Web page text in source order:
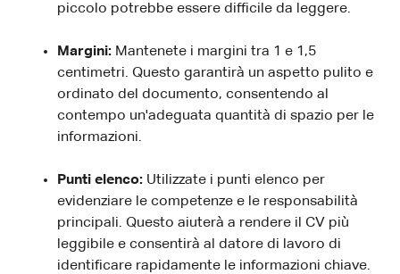
piccolo potrebbe essere difficile da leggere.
Margini: Mantenete i margini tra 1 e 1,5
centimetri. Questo garantirà un aspetto pulito e
ordinato del documento, consentendo al
contempo un'adeguata quantità di spazio per le
informazioni.
Punti elenco: Utilizzate i punti elenco per
evidenziare le competenze e le responsabilità
principali. Questo aiuterà a rendere il CV più
leggibile e consentirà al datore di lavoro di
identificare rapidamente le informazioni chiave.